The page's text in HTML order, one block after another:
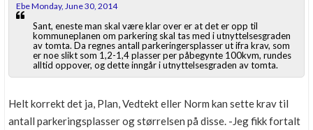
Ebe Monday, June 30, 2014
Sant, eneste man skal være klar over er at det er opp til
kommuneplanen om parkering skal tas med i utnyttelsesgraden
av tomta. Da regnes antall parkeringersplasser ut ifra krav, som
er noe slikt som 1,2-1,4 plasser per påbegynte 100kvm, rundes
alltid oppover, og dette inngår i utnyttelsesgraden av tomta.
Helt korrekt det ja, Plan, Vedtekt eller Norm kan sette krav til
antall parkeringsplasser og størrelsen på disse. -Jeg fikk fortalt